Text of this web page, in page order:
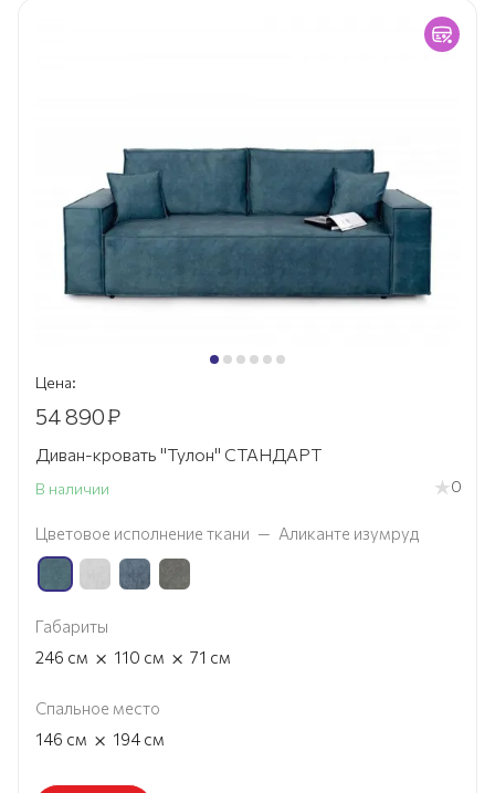
Цена:
54 890₽
Диван-кровать "Тулон" СТАНДАРТ
В наличии 0
Цветовое исполнение ткани — Аликанте изумруд
Габариты
246 см × 110 см × 71 см
Спальное место
146 см × 194 см